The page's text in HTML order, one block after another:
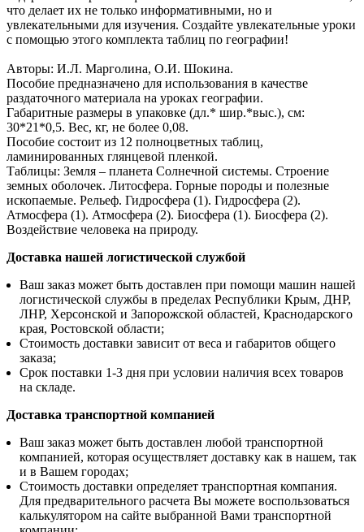
что делает их не только информативными, но и
увлекательными для изучения. Создайте увлекательные уроки
с помощью этого комплекта таблиц по географии!
Авторы: И.Л. Марголина, О.И. Шокина.
Пособие предназначено для использования в качестве
раздаточного материала на уроках географии.
Габаритные размеры в упаковке (дл.* шир.*выс.), см:
30*21*0,5. Вес, кг, не более 0,08.
Пособие состоит из 12 полноцветных таблиц,
ламинированных глянцевой пленкой.
Таблицы: Земля – планета Солнечной системы. Строение
земных оболочек. Литосфера. Горные породы и полезные
ископаемые. Рельеф. Гидросфера (1). Гидросфера (2).
Атмосфера (1). Атмосфера (2). Биосфера (1). Биосфера (2).
Воздействие человека на природу.
Доставка нашей логистической службой
Ваш заказ может быть доставлен при помощи машин нашей
логистической службы в пределах Республики Крым, ДНР,
ЛНР, Херсонской и Запорожской областей, Краснодарского
края, Ростовской области;
Стоимость доставки зависит от веса и габаритов общего
заказа;
Срок поставки 1-3 дня при условии наличия всех товаров
на складе.
Доставка транспортной компанией
Ваш заказ может быть доставлен любой транспортной
компанией, которая осуществляет доставку как в нашем, так
и в Вашем городах;
Стоимость доставки определяет транспортная компания.
Для предварительного расчета Вы можете воспользоваться
калькулятором на сайте выбранной Вами транспортной